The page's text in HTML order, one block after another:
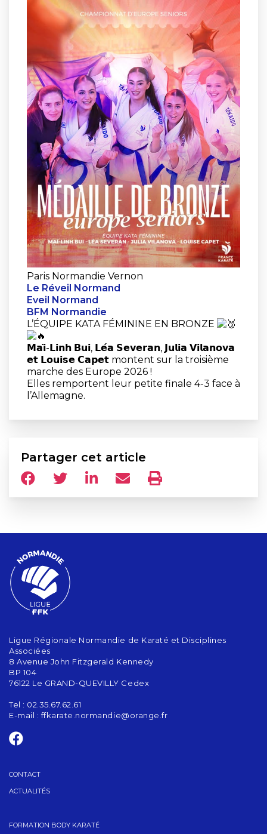
Paris Normandie Vernon
Le Réveil Normand
Eveil Normand
BFM Normandie
L’ÉQUIPE KATA FÉMININE EN BRONZE
𝗠𝗮𝗶̈-𝗟𝗶𝗻𝗵 𝗕𝘂𝗶, 𝗟𝗲́𝗮 𝗦𝗲𝘃𝗲𝗿𝗮𝗻, 𝗝𝘂𝗹𝗶𝗮 𝗩𝗶𝗹𝗮𝗻𝗼𝘃𝗮
𝗲𝘁 𝗟𝗼𝘂𝗶𝘀𝗲 𝗖𝗮𝗽𝗲𝘁 montent sur la troisième
marche des Europe 2026 !
Elles remportent leur petite finale 4-3 face à
l’Allemagne.
Partager cet article
Ligue Régionale Normandie de Karaté et Disciplines
Associées
8 Avenue John Fitzgerald Kennedy
BP 104
76122 Le GRAND-QUEVILLY Cedex
Tel : 02.35.67.62.61
E-mail :ffkarate.normandie@orange.fr
CONTACT
ACTUALITÉS
FORMATION BODY KARATÉ